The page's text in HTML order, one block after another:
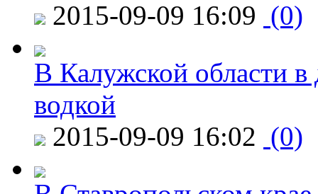
2015-09-09 16:09 (0)
В Калужской области в
водкой
2015-09-09 16:02 (0)